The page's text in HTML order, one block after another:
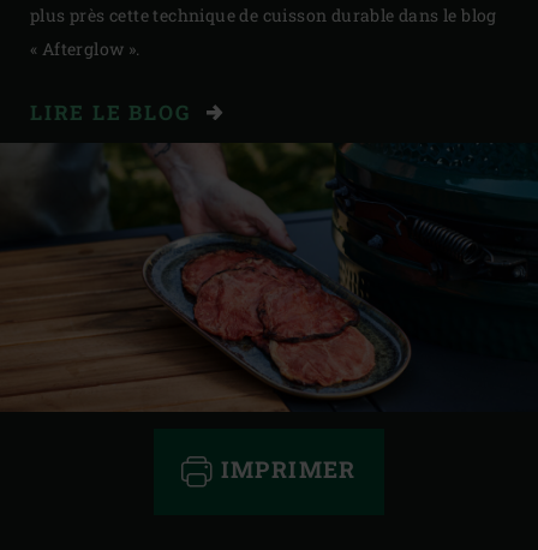
plus près cette technique de cuisson durable dans le blog
« Afterglow ».
LIRE LE BLOG
IMPRIMER